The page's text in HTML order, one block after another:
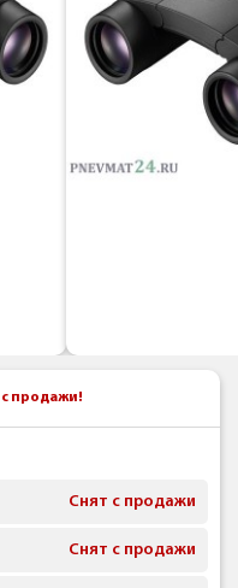
продажи!
Снят с продажи
Снят с продажи